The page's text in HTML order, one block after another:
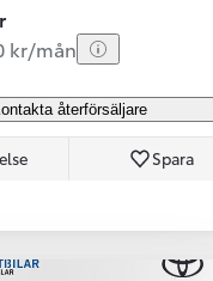
kr/mån
återförsäljare
Spara